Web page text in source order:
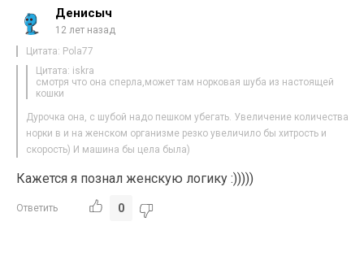
Денисыч
12 лет назад
Цитата: Pola77
Цитата: iskra
смотря что она сперла,может там норковая шуба из настоящей
кошки
Дурочка она, с шубой надо пешком убегать. Увеличение количества
норки в и на женском организме резко увеличило бы хитрость и
скорость) И машина бы цела была)
Кажется я познал женскую логику :)))))
Ответить 0